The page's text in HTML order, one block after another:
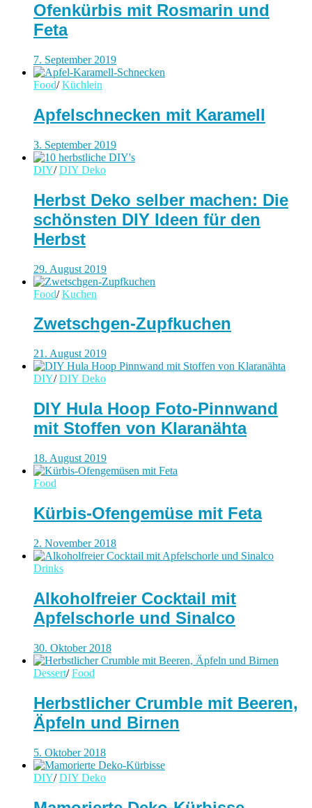
Ofenkürbis mit Rosmarin und
Feta
7. September 2019
Food/ Küchlein
Apfelschnecken mit Karamell
3. September 2019
DIY/ DIY Deko
Herbst Deko selber machen: Die
schönsten DIY Ideen für den
Herbst
29. August 2019
Food/ Kuchen
Zwetschgen-Zupfkuchen
21. August 2019
DIY/ DIY Deko
DIY Hula Hoop Foto-Pinnwand
mit Stoffen von Klaranähta
18. August 2019
Food
Kürbis-Ofengemüse mit Feta
2. November 2018
Drinks
Alkoholfreier Cocktail mit
Apfelschorle und Sinalco
30. Oktober 2018
Dessert/ Food
Herbstlicher Crumble mit Beeren,
Äpfeln und Birnen
5. Oktober 2018
DIY/ DIY Deko